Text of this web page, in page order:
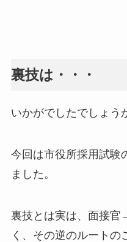
裏技は・・・
いかがでしたでしょう
今回は市役所採用試験
ました。
裏技とは実は、面接
く、その逆のルートの